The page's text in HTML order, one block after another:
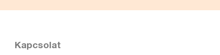
Kapcsolat